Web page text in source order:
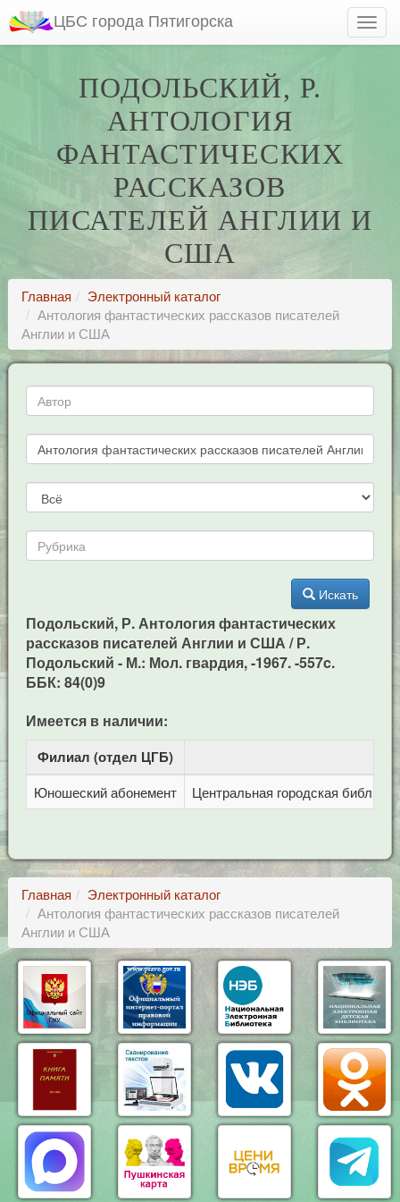
ЦБС города Пятигорска
ПОДОЛЬСКИЙ, Р.
АНТОЛОГИЯ
ФАНТАСТИЧЕСКИХ
РАССКАЗОВ
ПИСАТЕЛЕЙ АНГЛИИ И
США
Главная
Электронный каталог
Антология фантастических рассказов писателей
Англии и США
Искать
Подольский, Р. Антология фантастических
рассказов писателей Англии и США / Р.
Подольский - М.: Мол. гвардия, -1967. -557c.
ББК: 84(0)9
Имеется в наличии:
Филиал (отдел ЦГБ)
Юношеский абонемент Центральная городская
Главная
Электронный каталог
Антология фантастических рассказов писателей
Англии и США